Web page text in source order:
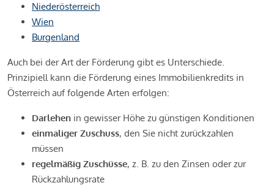
Niederösterreich
Wien
Burgenland
Auch bei der Art der Förderung gibt es Unterschiede.
Prinzipiell kann die Förderung eines Immobilienkredits in
Österreich auf folgende Arten erfolgen:
Darlehen in gewisser Höhe zu günstigen Konditionen
einmaliger Zuschuss, den Sie nicht zurückzahlen
müssen
regelmäßig Zuschüsse, z. B. zu den Zinsen oder zur
Rückzahlungsrate